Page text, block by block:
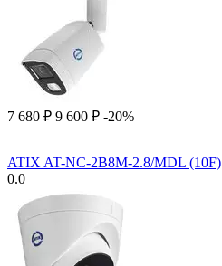
7 680 ₽ 9 600 ₽ -20%
ATIX AT-NC-2B8M-2.8/MDL (10F)
0.0